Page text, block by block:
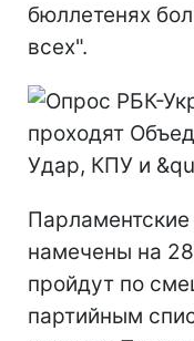
бюллетенях
всех".
намечены на
пройдут по
партийным